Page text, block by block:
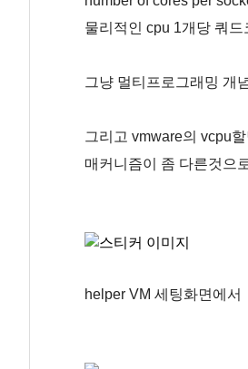
물리적인 cpu 1개당 쿼
그냥 멀티프로그래밍 개
그리고 vmware의 vcpu
매커니즘이 좀 다른것으
helper VM 세팅화면에서